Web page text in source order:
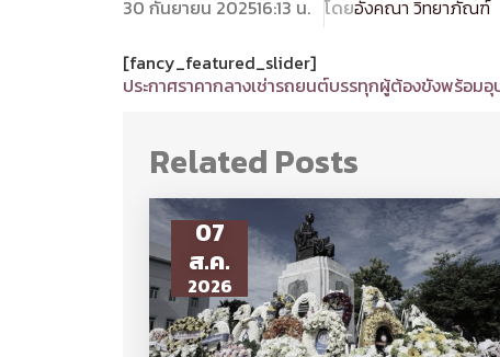
30 กันยายน 202516:13 น. โดยอังคณา วิทยาภัณฑ์
[fancy_featured_slider]
ประกาศราคากลางเช่ารถยนต์บรรทุกผู้ต้องขังพร้อม
Related Posts
07
ส.ค.
2026